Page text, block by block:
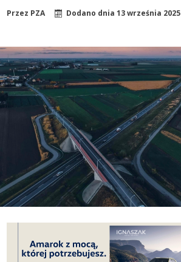
Przez PZA Dodano dnia13 września 2025